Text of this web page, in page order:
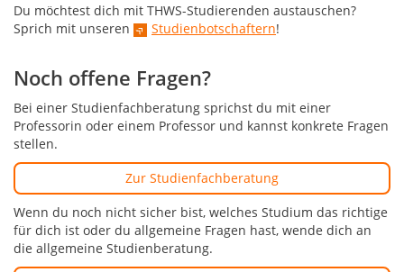
Du möchtest dich mit THWS-Studierenden austauschen?
Sprich mit unseren
Studienbotschaftern!
Noch offene Fragen?
Bei einer Studienfachberatung sprichst du mit einer
Professorin oder einem Professor und kannst konkrete Fragen
stellen.
Zur Studienfachberatung
Wenn du noch nicht sicher bist, welches Studium das richtige
für dich ist oder du allgemeine Fragen hast, wende dich an
die allgemeine Studienberatung.